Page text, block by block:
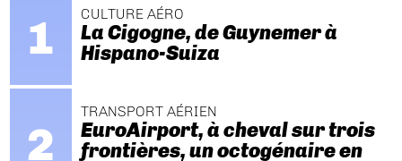
CULTURE AÉRO
La Cigogne, de Guynemer à
Hispano-Suiza
TRANSPORT AÉRIEN
EuroAirport, à cheval sur trois
frontières, un octogénaire en